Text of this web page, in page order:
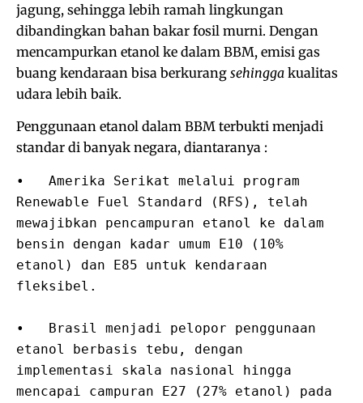
jagung, sehingga lebih ramah lingkungan
dibandingkan bahan bakar fosil murni. Dengan
mencampurkan etanol ke dalam BBM, emisi gas
buang kendaraan bisa berkurang sehingga kualitas
udara lebih baik.
Penggunaan etanol dalam BBM terbukti menjadi
standar di banyak negara, diantaranya :
•   Amerika Serikat melalui program
Renewable Fuel Standard (RFS), telah
mewajibkan pencampuran etanol ke dalam
bensin dengan kadar umum E10 (10%
etanol) dan E85 untuk kendaraan
fleksibel.
•   Brasil menjadi pelopor penggunaan
etanol berbasis tebu, dengan
implementasi skala nasional hingga
mencapai campuran E27 (27% etanol) pada